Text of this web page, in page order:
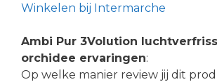
Winkelen bij Intermarche
Ambi Pur 3Volution
orchidee ervaringen:
Op welke manier review jij dit